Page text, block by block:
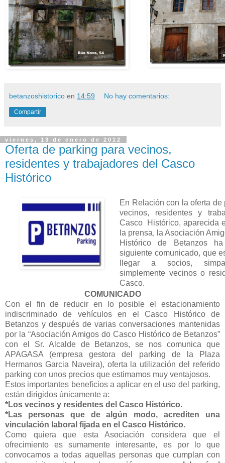
betanzoshistorico en 14:59 No hay comentarios:
Compartir
viernes, 13 de enero de 2012
Oferta de parking para vecinos,
residentes y trabajadores del Casco
Histórico
En Relación con la oferta de
vecinos, residentes y
Casco Histórico, aparecida
la prensa, la Asociación
Histórico de Betanzos
siguiente comunicado, que
llegar a socios,
simplemente vecinos o
Casco.
COMUNICADO
Con el fin de reducir en lo posible el estacionamiento
indiscriminado de vehículos en el Casco Histórico de
Betanzos y después de varias conversaciones mantenidas
por la “Asociación Amigos do Casco Histórico de Betanzos”
con el Sr. Alcalde de Betanzos, se nos comunica que
APAGASA (empresa gestora del parking de la Plaza
Hermanos Garcia Naveira), oferta la utilización del referido
parking con unos precios que estimamos muy ventajosos.
Estos importantes beneficios a aplicar en el uso del parking,
están dirigidos únicamente a:
*Los vecinos y residentes del Casco Histórico.
*Las personas que de algún modo, acrediten una
vinculación laboral fijada en el Casco Histórico.
Como quiera que esta Asociación considera que el
ofrecimiento es sumamente interesante, es por lo que
convocamos a todas aquellas personas que cumplan con